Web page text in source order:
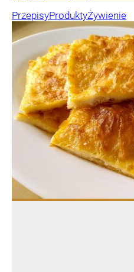
PrzepisyProduktyŻywienie